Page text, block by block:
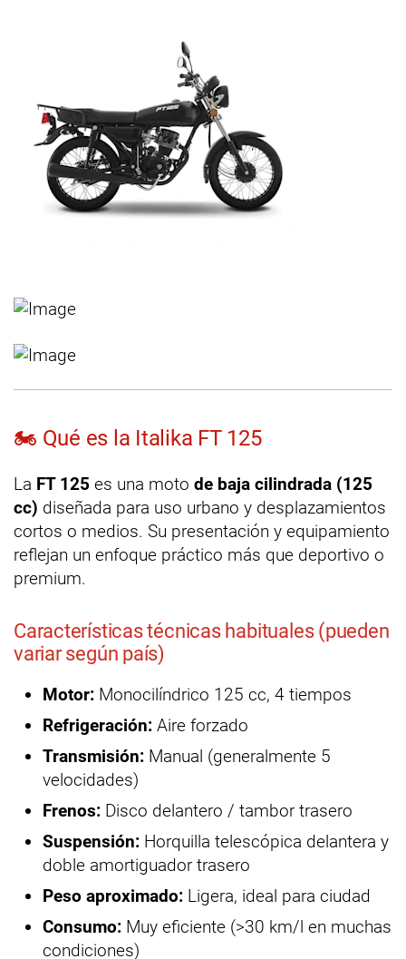
🏍️ Qué es la Italika FT 125
La FT 125 es una moto de baja cilindrada (125
cc) diseñada para uso urbano y desplazamientos
cortos o medios. Su presentación y equipamiento
reflejan un enfoque práctico más que deportivo o
premium.
Características técnicas habituales (pueden
variar según país)
Motor: Monocilíndrico 125 cc, 4 tiempos
Refrigeración: Aire forzado
Transmisión: Manual (generalmente 5
velocidades)
Frenos: Disco delantero / tambor trasero
Suspensión: Horquilla telescópica delantera y
doble amortiguador trasero
Peso aproximado: Ligera, ideal para ciudad
Consumo: Muy eficiente (>30 km/l en muchas
condiciones)